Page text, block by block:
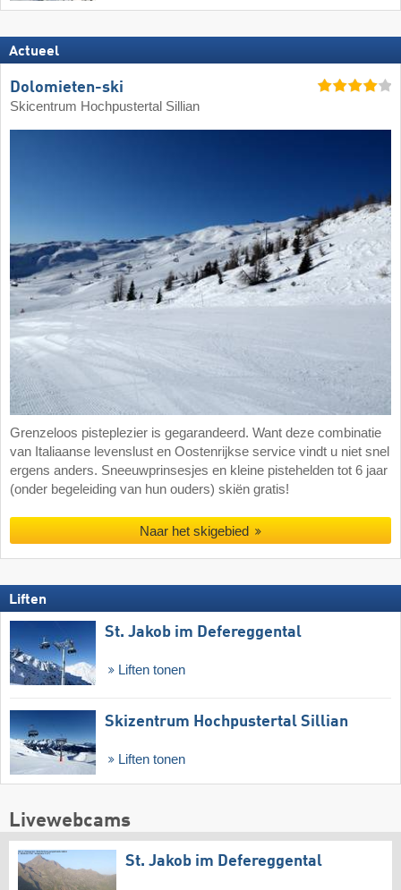
Actueel
Dolomieten-ski
Skicentrum Hochpustertal Sillian
Grenzeloos pisteplezier is gegarandeerd. Want deze combinatie
van Italiaanse levenslust en Oostenrijkse service vindt u niet snel
ergens anders. Sneeuwprinsesjes en kleine pistehelden tot 6 jaar
(onder begeleiding van hun ouders) skiën gratis!
Naar het skigebied
Liften
St. Jakob im Defereggental
Liften tonen
Skizentrum Hochpustertal Sillian
Liften tonen
Livewebcams
St. Jakob im Defereggental